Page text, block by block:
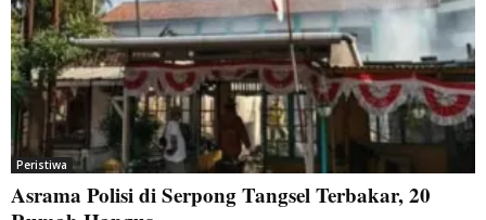
Peristiwa
Asrama Polisi di Serpong Tangsel Terbakar, 20